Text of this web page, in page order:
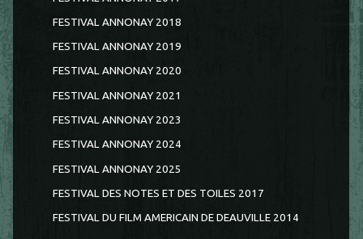
FESTIVAL ANNONAY 2018
FESTIVAL ANNONAY 2019
FESTIVAL ANNONAY 2020
FESTIVAL ANNONAY 2021
FESTIVAL ANNONAY 2023
FESTIVAL ANNONAY 2024
FESTIVAL ANNONAY 2025
FESTIVAL DES NOTES ET DES TOILES 2017
FESTIVAL DU FILM AMERICAIN DE DEAUVILLE 2014